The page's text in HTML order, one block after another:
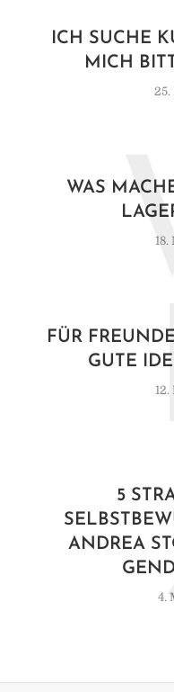
ICH SUCHE
MICH
25.
WAS
FÜR
GUTE
5
ANDREA
4.